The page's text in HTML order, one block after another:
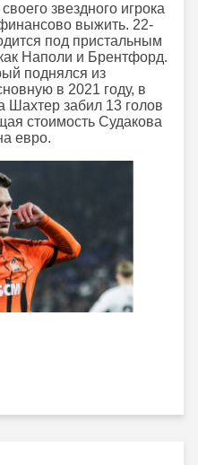
звездного игрока
выжить. 22-
под пристальным
Наполи и Брентфорд.
поднялся из
в 2021 году, в
Шахтер забил 13 голов
стоимость Судакова
евро.